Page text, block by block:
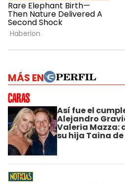
MÁS EN
Así fue el
Alejandro
Valeria Mazza:
su hija Taina